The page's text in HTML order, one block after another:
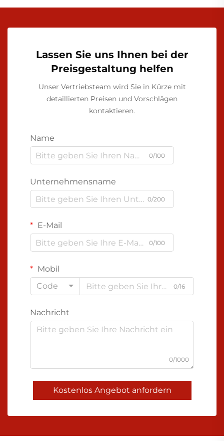
Lassen Sie uns Ihnen bei der
Preisgestaltung helfen
Unser Vertriebsteam wird Sie in Kürze mit
detaillierten Preisen und Vorschlägen
kontaktieren.
Name
0/100
Unternehmensname
0/200
E-Mail
0/100
Mobil
Code
0/16
Nachricht
0/1000
Kostenlos Angebot anfordern